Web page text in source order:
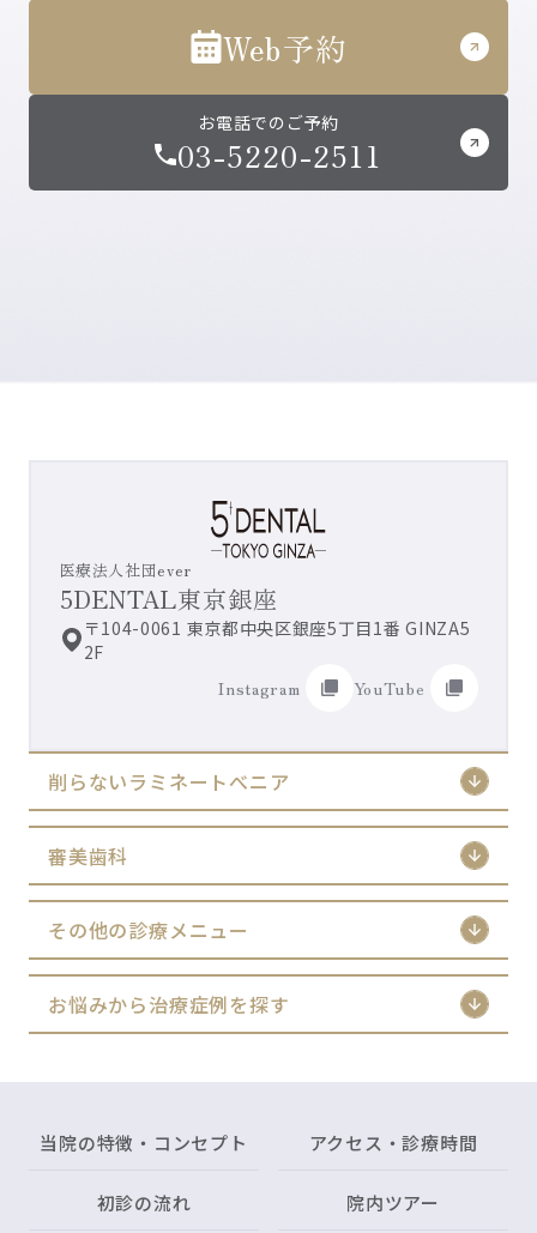
Web予約
お電話でのご予約
03-5220-2511
医療法人社団ever
5DENTAL東京銀座
〒104-0061 東京都中央区銀座5丁目1番 GINZA5
2F
Instagram
YouTube
削らないラミネートべニア
審美歯科
その他の診療メニュー
お悩みから治療症例を探す
当院の特徴・コンセプト アクセス・診療時間
初診の流れ 院内ツアー